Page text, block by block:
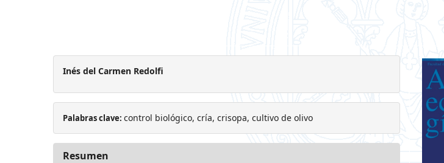
Inés del Carmen Redolfi
Palabras clave: control biológico, cría, crisopa, cultivo de olivo
Resumen